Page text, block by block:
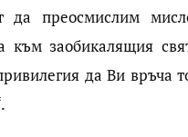
да преосмислим
към заобикалящия
да Ви връча